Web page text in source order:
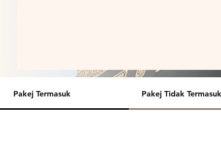
Pakej Termasuk Pakej Tidak